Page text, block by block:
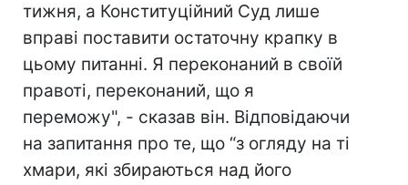
тижня, а Конституційний Суд лише
вправі поставити остаточну крапку в
цьому питанні. Я переконаний в своїй
правоті, переконаний, що я
переможу", - сказав він. Відповідаючи
на запитання про те, що “з огляду на ті
хмари, які збираються над його